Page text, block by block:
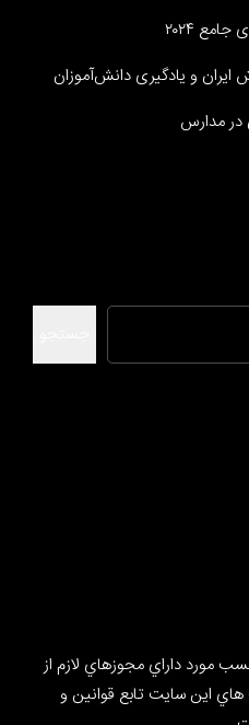
۲۰۲۴
ایران و یادگیری دانش‌آموزان
مدارس
مورد داراي مجوزهاي لازم از
اين سايت تابع قوانين و